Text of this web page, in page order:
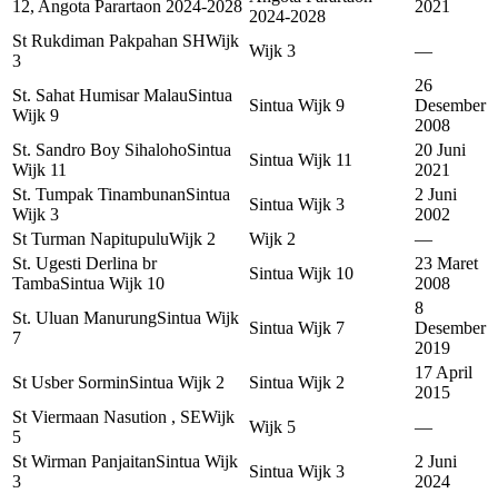
12, Angota Parartaon 2024-2028
2024-2028
2021
St Rukdiman Pakpahan SHWijk
3
Wijk 3 —
St. Sahat Humisar MalauSintua
Wijk 9
Sintua Wijk 9
26
Desember
2008
St. Sandro Boy SihalohoSintua
Wijk 11
Sintua Wijk 11
20 Juni
2021
St. Tumpak TinambunanSintua
Wijk 3
Sintua Wijk 3
2 Juni
2002
St Turman NapitupuluWijk 2 Wijk 2
—
St. Ugesti Derlina br
TambaSintua Wijk 10
Sintua Wijk 10
23 Maret
2008
St. Uluan ManurungSintua Wijk
7
Sintua Wijk 7
8
Desember
2019
St Usber SorminSintua Wijk 2 Sintua Wijk 2
17 April
2015
St Viermaan Nasution , SEWijk
5
Wijk 5
—
St Wirman PanjaitanSintua Wijk
3
Sintua Wijk 3
2 Juni
2024